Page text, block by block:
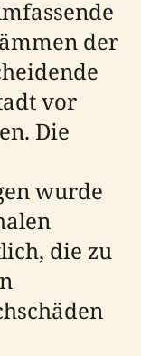
der
vor
Die
wurde
die zu